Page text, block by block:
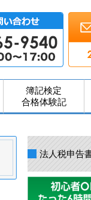
簿記検定
合格体験記
法人税申告